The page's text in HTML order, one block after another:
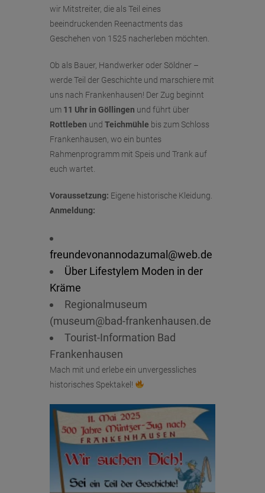
wir Mitstreiter, die als Teil eines
beeindruckenden Reenactments das
Geschehen von 1525 nacherleben möchten.
Ob als Bauer, Handwerker oder Söldner –
werde Teil der Geschichte und marschiere mit
uns nach Frankenhausen! Der Zug beginnt
um 11 Uhr in Göllingen und führt über
Rottleben und Teichmühle bis zum Schloss
Frankenhausen, wo ein buntes
Rahmenprogramm mit Speis und Trank auf
euch wartet.
Voraussetzung: Eigene historische Kleidung.
Anmeldung:
freundevonannodazumal@web.de
Über Lifestylem Moden in der
Kräme
Regionalmuseum
(museum@bad-frankenhausen.de
Tourist-Information Bad
Frankenhausen
Mach mit und erlebe ein unvergessliches
historisches Spektakel!